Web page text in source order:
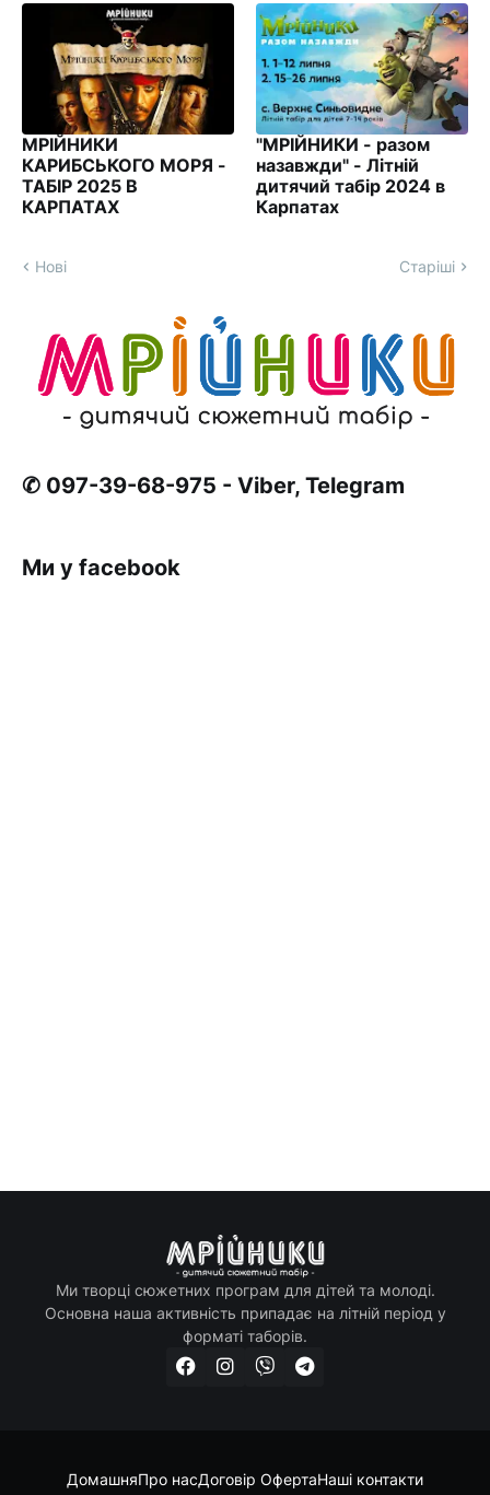
МРІЙНИКИ
КАРИБСЬКОГО МОРЯ -
ТАБІР 2025 В
КАРПАТАХ
"МРІЙНИКИ - разом
назавжди" - Літній
дитячий табір 2024 в
Карпатах
Нові Старіші
✆ 097-39-68-975 - Viber, Telegram
Ми у facebook
Ми творці сюжетних програм для дітей та молоді.
Основна наша активність припадає на літній період у
форматі таборів.
ДомашняПро насДоговір ОфертаНаші контакти